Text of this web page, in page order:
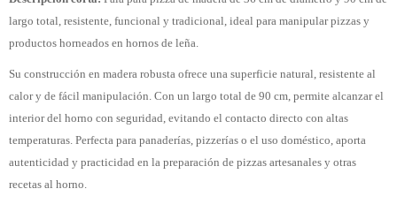
largo total, resistente, funcional y tradicional, ideal para manipular pizzas y
productos horneados en hornos de leña.
Su construcción en madera robusta ofrece una superficie natural, resistente al
calor y de fácil manipulación. Con un largo total de 90 cm, permite alcanzar el
interior del horno con seguridad, evitando el contacto directo con altas
temperaturas. Perfecta para panaderías, pizzerías o el uso doméstico, aporta
autenticidad y practicidad en la preparación de pizzas artesanales y otras
recetas al horno.